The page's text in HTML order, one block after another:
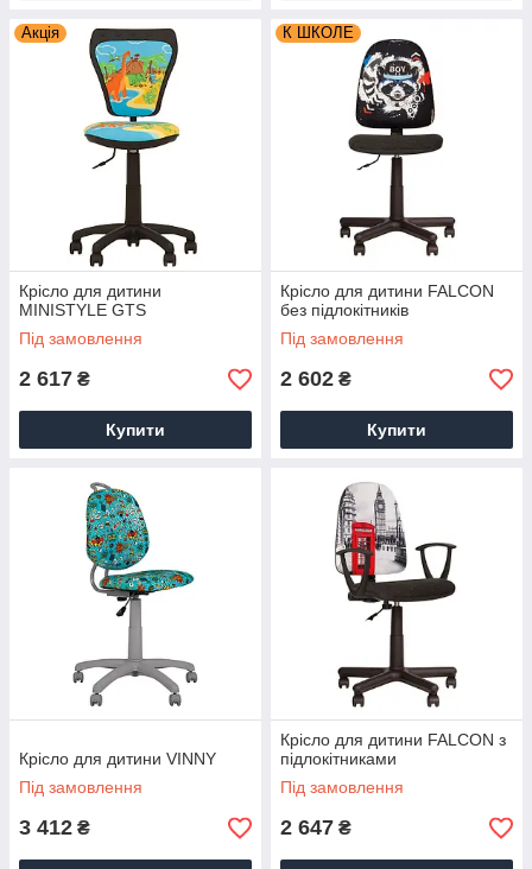
Акція
Крісло для дитини
MINISTYLE GTS
Під замовлення
2 617 ₴
Купити
К ШКОЛЕ
Крісло для дитини FALCON
без підлокітників
Під замовлення
2 602 ₴
Купити
Крісло для дитини VINNY
Під замовлення
3 412 ₴
Крісло для дитини FALCON з
підлокітниками
Під замовлення
2 647 ₴